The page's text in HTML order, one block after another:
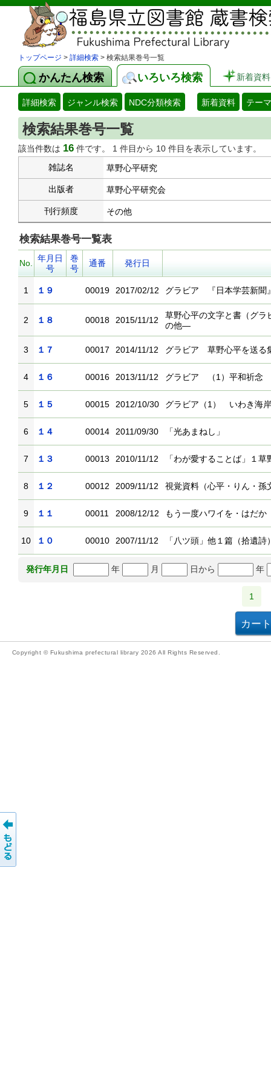
トップページ > 詳細検索 > 検索結果巻号一覧
かんたん検索 いろいろ検索 新着資料
詳細検索 ジャンル検索 NDC分類検索 新着資料 テー
検索結果巻号一覧
該当件数は 16 件です。 1 件目から 10 件目を表示しています。
雑誌名
草野心平研究
出版者 草野心平研究会
刊行頻度 その他
検索結果巻号一覧表
No.
年月日
号
巻
号
通番 発行日
1 １９ 00019 2017/02/12 グラビア 『日本学芸新聞
2 １８ 00018 2015/11/12
草野心平の文字と書（
の他―
3 １７ 00017 2014/11/12 グラビア 草野心平を送る
4 １６ 00016 2013/11/12 グラビア （1）平和祈念
5 １５ 00015 2012/10/30 グラビア（1） いわき海
6 １４ 00014 2011/09/30 「光あまねし」
7 １３ 00013 2010/11/12 「わが愛することば」１
8 １２ 00012 2009/11/12 視覚資料（心平・りん・孫
9 １１ 00011 2008/12/12 もう一度ハワイを・はだか
10 １０ 00010 2007/11/12 「八ツ頭」他１篇（拾遺詩
発行年月日 年 月 日から 年
1
Copyright © Fukushima prefectural library 2026 All Rights Reserved.